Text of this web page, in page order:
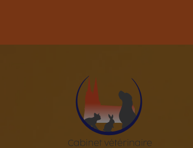
Page d'accueil de